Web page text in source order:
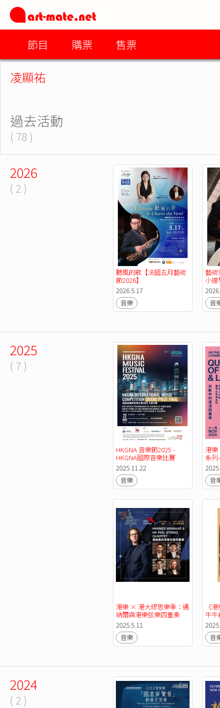
節目 購票 售票
凌顯祐
過去活動
( 78 )
2026
( 2 )
聽風的歌【法國五月藝術
節2026】
2026.5.17
音樂
藝術
小提
音
2025
( 7 )
HKGNA 音樂節2025 -
HKGNA國際音樂比賽
2025 大獎決賽 特別演
出：小提琴家白珠暎，中
提琴家李漢娜 與指揮凌顯
祐
2025.11.22
音樂
港
系
奏
音
港樂 × 港大繆思樂季：邁
納爾與港樂弦樂四重奏
2025.5.11
音樂
《
牛牛
｜香
音
2024
( 2 )